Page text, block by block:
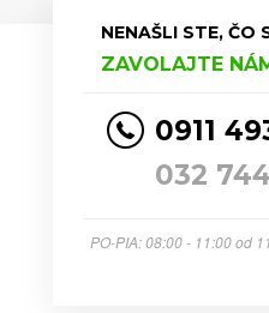
NENAŠLI STE, ČO
ZAVOLAJTE
0911
032
PO-PIA: 08:00 - 11:00 od